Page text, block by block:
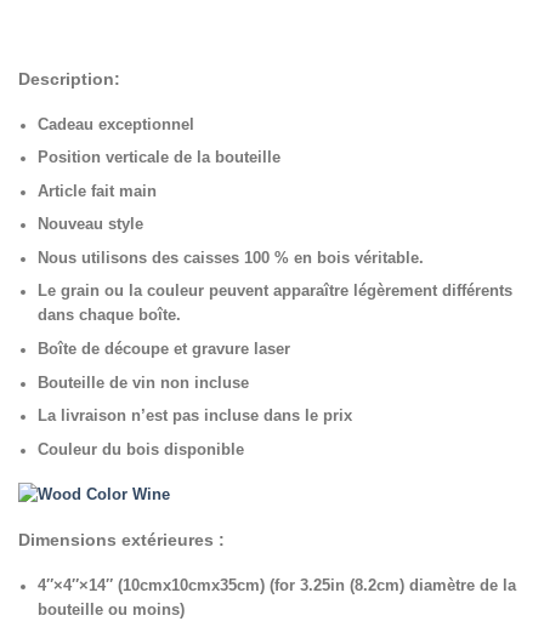
Description:
Cadeau exceptionnel
Position verticale de la bouteille
Article fait main
Nouveau style
Nous utilisons des caisses 100 % en bois véritable.
Le grain ou la couleur peuvent apparaître légèrement différents
dans chaque boîte.
Boîte de découpe et gravure laser
Bouteille de vin non incluse
La livraison n’est pas incluse dans le prix
Couleur du bois disponible
Dimensions extérieures :
4″×4″×14″ (10cmx10cmx35cm) (for 3.25in (8.2cm)diamètre de la
bouteille ou moins)